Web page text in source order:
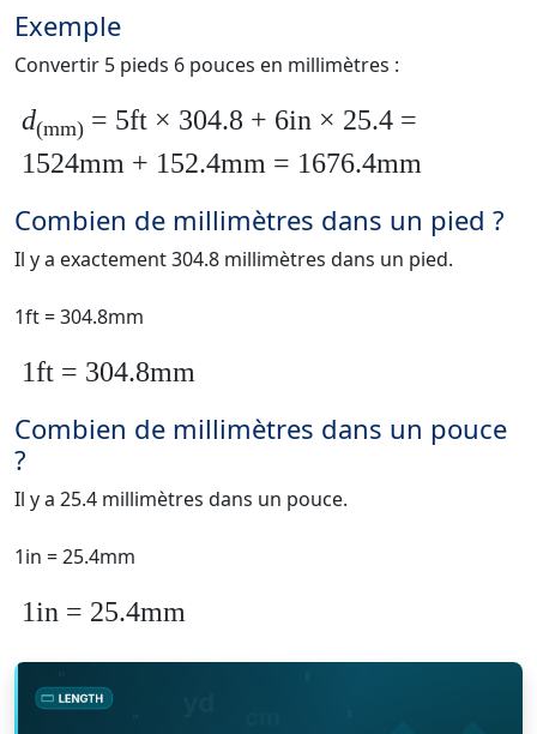
Exemple
Convertir 5 pieds 6 pouces en millimètres :
d(mm) = 5ft × 304.8 + 6in × 25.4 =
1524mm + 152.4mm = 1676.4mm
Combien de millimètres dans un pied ?
Il y a exactement 304.8 millimètres dans un pied.
1ft = 304.8mm
1ft = 304.8mm
Combien de millimètres dans un pouce
?
Il y a 25.4 millimètres dans un pouce.
1in = 25.4mm
1in = 25.4mm